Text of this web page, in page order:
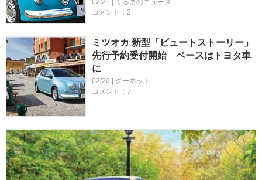
コメント：2
ミツオカ 新型「ビュートストーリー」
先行予約受付開始 ベースはトヨタ車
に
02/20 | グーネット
コメント：7